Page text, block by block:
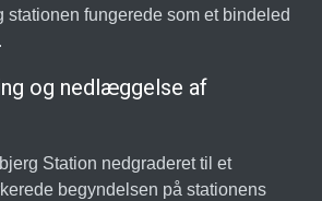
stationen fungerede som et bindeled
og nedlæggelse af
Station nedgraderet til et
begyndelsen på stationens